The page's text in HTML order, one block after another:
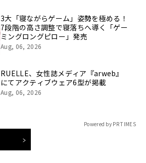
3大「寝ながらゲーム」姿勢を極める！
7段階の高さ調整で寝落ちへ導く「ゲー
ミングロングピロー」発売
Aug, 06, 2026
RUELLE、女性誌メディア『arweb』
にてアクティブウェア6型が掲載
Aug, 06, 2026
Powered by PR TIMES